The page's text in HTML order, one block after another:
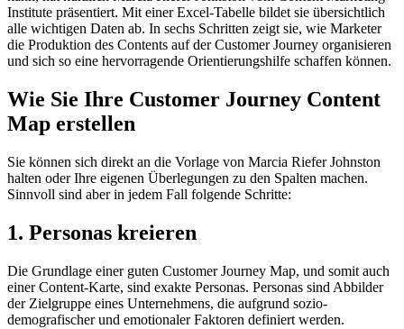
Institute präsentiert. Mit einer Excel-Tabelle bildet sie übersichtlich
alle wichtigen Daten ab. In sechs Schritten zeigt sie, wie Marketer
die Produktion des Contents auf der Customer Journey organisieren
und sich so eine hervorragende Orientierungshilfe schaffen können.
Wie Sie Ihre Customer Journey Content
Map erstellen
Sie können sich direkt an die Vorlage von Marcia Riefer Johnston
halten oder Ihre eigenen Überlegungen zu den Spalten machen.
Sinnvoll sind aber in jedem Fall folgende Schritte:
1. Personas kreieren
Die Grundlage einer guten Customer Journey Map, und somit auch
einer Content-Karte, sind exakte Personas. Personas sind Abbilder
der Zielgruppe eines Unternehmens, die aufgrund sozio-
demografischer und emotionaler Faktoren definiert werden.